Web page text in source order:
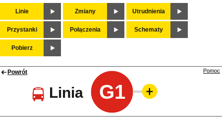
Linie Zmiany Utrudnienia
Przystanki Połączenia Schematy
Pobierz
Powrót
Linia G1
Pomoc